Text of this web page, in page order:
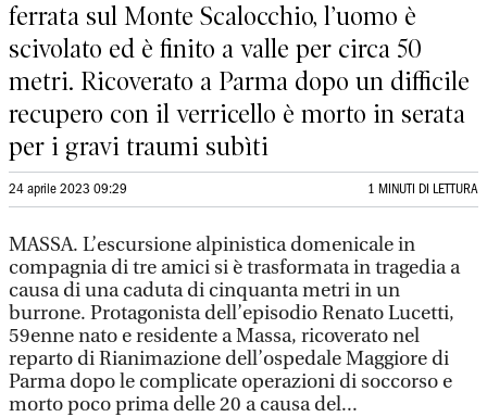
ferrata sul Monte Scalocchio, l’uomo è
scivolato ed è finito a valle per circa 50
metri. Ricoverato a Parma dopo un difficile
recupero con il verricello è morto in serata
per i gravi traumi subìti
24 aprile 2023 09:29 1 MINUTI DI LETTURA
MASSA. L’escursione alpinistica domenicale in
compagnia di tre amici si è trasformata in tragedia a
causa di una caduta di cinquanta metri in un
burrone. Protagonista dell’episodio Renato Lucetti,
59enne nato e residente a Massa, ricoverato nel
reparto di Rianimazione dell’ospedale Maggiore di
Parma dopo le complicate operazioni di soccorso e
morto poco prima delle 20 a causa del...